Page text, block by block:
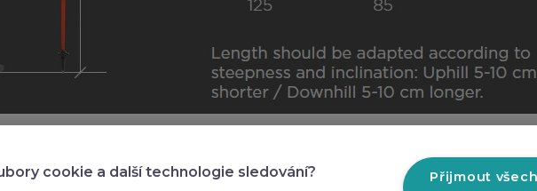
Praktické odkazy
cookie a další technologie sledování?
Přijmout